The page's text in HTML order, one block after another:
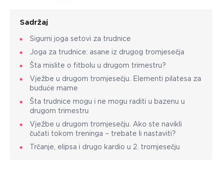
Sadržaj
Sigurni joga setovi za trudnice
Joga za trudnice: asane iz drugog tromjesečja
Šta mislite o fitbolu u drugom trimestru?
Vježbe u drugom tromjesečju. Elementi pilatesa za
buduće mame
Šta trudnice mogu i ne mogu raditi u bazenu u
drugom trimestru
Vježbe u drugom tromjesečju. Ako ste navikli
čučati tokom treninga – trebate li nastaviti?
Trčanje, elipsa i drugo kardio u 2. tromjesečju